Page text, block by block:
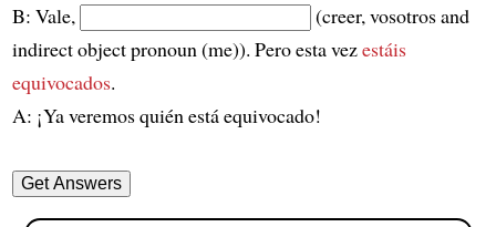
B: Vale,
(creer, vosotros and
indirect object pronoun (me)). Pero esta vezestáis
equivocados.
A: ¡Ya veremos quién está equivocado!